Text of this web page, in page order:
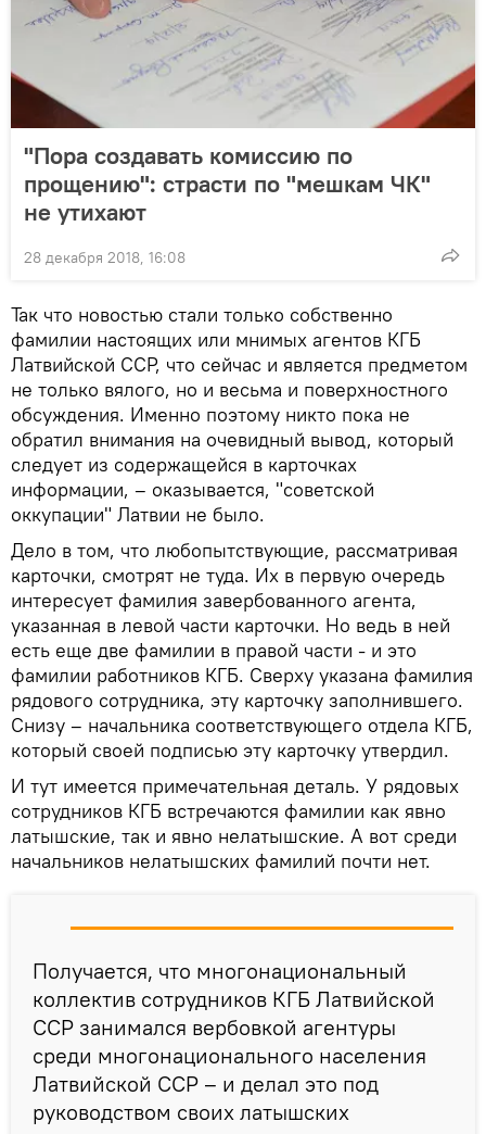
"Пора создавать комиссию по
прощению": страсти по "мешкам ЧК"
не утихают
28 декабря 2018, 16:08
Так что новостью стали только собственно
фамилии настоящих или мнимых агентов КГБ
Латвийской ССР, что сейчас и является предметом
не только вялого, но и весьма и поверхностного
обсуждения. Именно поэтому никто пока не
обратил внимания на очевидный вывод, который
следует из содержащейся в карточках
информации, – оказывается, "советской
оккупации" Латвии не было.
Дело в том, что любопытствующие, рассматривая
карточки, смотрят не туда. Их в первую очередь
интересует фамилия завербованного агента,
указанная в левой части карточки. Но ведь в ней
есть еще две фамилии в правой части - и это
фамилии работников КГБ. Сверху указана фамилия
рядового сотрудника, эту карточку заполнившего.
Снизу – начальника соответствующего отдела КГБ,
который своей подписью эту карточку утвердил.
И тут имеется примечательная деталь. У рядовых
сотрудников КГБ встречаются фамилии как явно
латышские, так и явно нелатышские. А вот среди
начальников нелатышских фамилий почти нет.
Получается, что многонациональный
коллектив сотрудников КГБ Латвийской
ССР занимался вербовкой агентуры
среди многонационального населения
Латвийской ССР – и делал это под
руководством своих латышских